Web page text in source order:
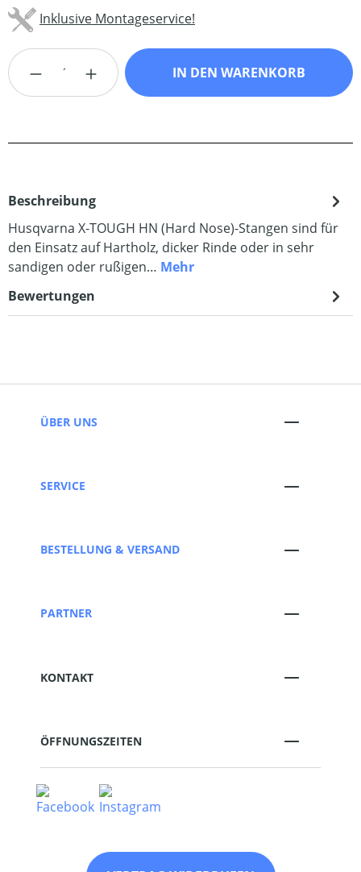
Inklusive Montageservice!
Produkt Anzahl: Gib den gewünschten
IN DEN WARENKORB
Beschreibung
Husqvarna X-TOUGH HN (Hard Nose)-Stangen sind für
den Einsatz auf Hartholz, dicker Rinde oder in sehr
sandigen oder rußigen… Mehr
Bewertungen
ÜBER UNS
SERVICE
BESTELLUNG & VERSAND
PARTNER
KONTAKT
ÖFFNUNGSZEITEN